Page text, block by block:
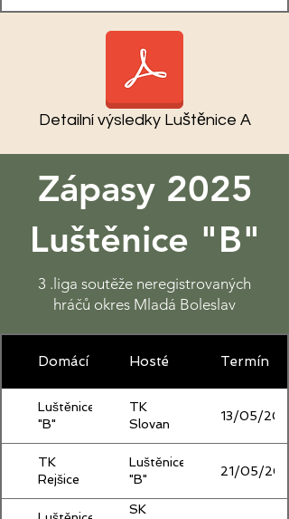
Detailní výsledky Luštěnice A
Zápasy 2025
Luštěnice "B"
3 .liga soutěže neregistrovaných
hráčů okres Mladá Boleslav
Domácí Hosté Termín
Luštěnice
"B"
TK
Slovan
13/05/
TK
Rejšice
Luštěnice
"B"
21/05/
SK